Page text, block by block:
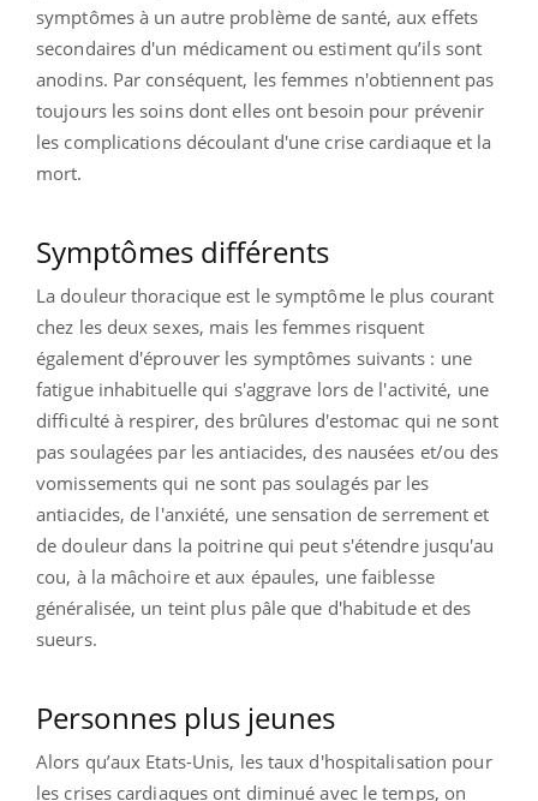
symptômes à un autre problème de santé, aux effets
secondaires d'un médicament ou estiment qu’ils sont
anodins. Par conséquent, les femmes n'obtiennent pas
toujours les soins dont elles ont besoin pour prévenir
les complications découlant d'une crise cardiaque et la
mort.
Symptômes différents
La douleur thoracique est le symptôme le plus courant
chez les deux sexes, mais les femmes risquent
également d'éprouver les symptômes suivants : une
fatigue inhabituelle qui s'aggrave lors de l'activité, une
difficulté à respirer, des brûlures d'estomac qui ne sont
pas soulagées par les antiacides, des nausées et/ou des
vomissements qui ne sont pas soulagés par les
antiacides, de l'anxiété, une sensation de serrement et
de douleur dans la poitrine qui peut s'étendre jusqu'au
cou, à la mâchoire et aux épaules, une faiblesse
généralisée, un teint plus pâle que d'habitude et des
sueurs.
Personnes plus jeunes
Alors qu’aux Etats-Unis, les taux d'hospitalisation pour
les crises cardiaques ont diminué avec le temps, on